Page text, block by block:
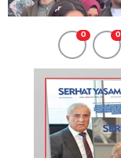
0 0